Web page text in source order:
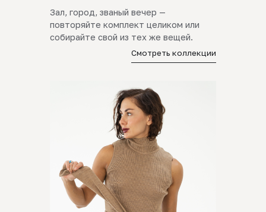
Зал, город, званый вечер —
повторяйте комплект целиком или
собирайте свой из тех же вещей.
Смотреть коллекции